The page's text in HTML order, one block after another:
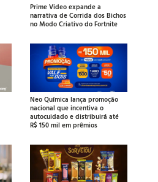
Prime Video expande a
narrativa de Corrida dos Bichos
no Modo Criativo do Fortnite
Neo Química lança promoção
nacional que incentiva o
autocuidado e distribuirá até
R$ 150 mil em prêmios